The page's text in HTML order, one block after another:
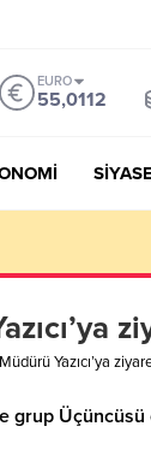
EURO
55,0112
Yazıcı’ya
grup